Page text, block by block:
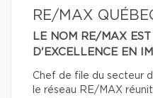
RE/MAX
LE NOM RE/MAX
D'EXCELLENCE EN
Chef de file du secteur
le réseau RE/MAX